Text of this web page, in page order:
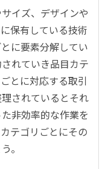
イズ、デザインや
保有している技術
に要素分解してい
れていき品目カテ
とに対応する取引
されているとそれ
非効率的な作業を
テゴリごとにその
。